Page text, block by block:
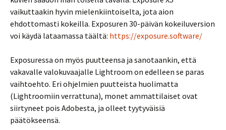
vaikuttaakin hyvin mielenkiintoiselta, jota aion
ehdottomasti kokeilla. Exposuren 30-päivän kokeiluversion
voi käydä lataamassa täältä: https://exposure.software/
Exposuressa on myös puutteensa ja sanotaankin, että
vakavalle valokuvaajalle Lightroom on edelleen se paras
vaihtoehto. Eri ohjelmien puutteista huolimatta
(Lightroomiin verrattuna), monet ammattilaiset ovat
siirtyneet pois Adobesta, ja olleet tyytyväisiä
päätökseensä.